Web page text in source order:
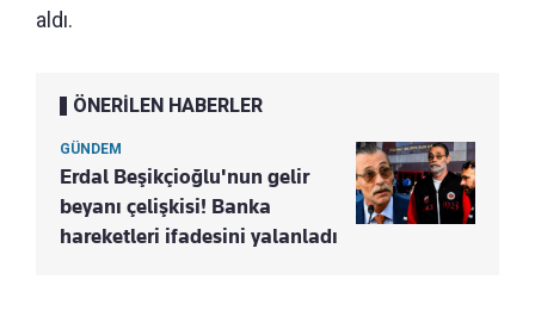
aldı.
ÖNERİLEN HABERLER
GÜNDEM
Erdal Beşikçioğlu'nun gelir
beyanı çelişkisi! Banka
hareketleri ifadesini yalanladı